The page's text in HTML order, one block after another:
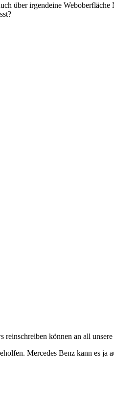
über irgendeine
können an all
Mercedes Benz kann es ja